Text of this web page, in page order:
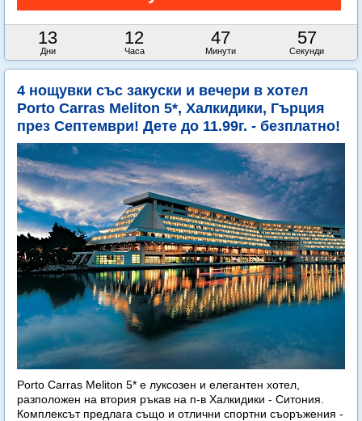
13
Дни
12
Часа
47
Минути
56
Секунди
4 нощувки със закуски и вечери в хотел
Porto Carras Meliton 5*, Халкидики, Гърция
през Септември! Дете до 11.99г. - безплатно!
Porto Carras Meliton 5* е луксозен и елегантен хотел,
разположен на втория ръкав на п-в Халкидики - Ситония.
Комплексът предлага също и отлични спортни съоръжения -